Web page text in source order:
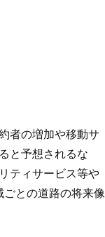
者の増加や移動サ
と予想されるな
ティサービス等や
との道路の将来像